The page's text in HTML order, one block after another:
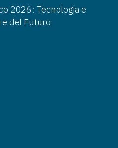
2026: Tecnologia e
del Futuro